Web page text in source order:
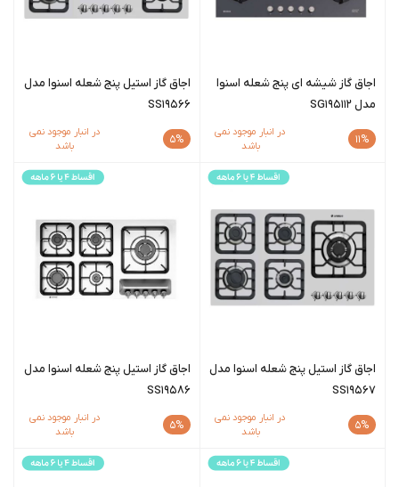
اجاق گاز شیشه ای پنج شعله اسنوا
مدل SG195112
11%
در انبار موجود نمی
باشد
اجاق گاز استیل پنج شعله اسنوا مدل
SS19566
5%
در انبار موجود نمی
باشد
اجاق گاز استیل پنج شعله اسنوا مدل
SS19567
5%
در انبار موجود نمی
باشد
اجاق گاز استیل پنج شعله اسنوا مدل
SS19586
5%
در انبار موجود نمی
باشد